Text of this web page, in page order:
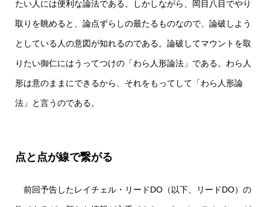
たい人には便利な論法である。しかしながら、岡目八目でやり
取りを眺めると、論点ずらしの最たるものなので、論破しよう
としている人の意図が知れるのである。論破してマウントを取
りたい御仁にはうってつけの「わら人形論法」である。わら人
形は意のままにできるから、それをもってして「わら人形論
法」と言うのである。
点と点が線で繋がる
前回予告したレイチェル・リードDO（以下、リードDO）の